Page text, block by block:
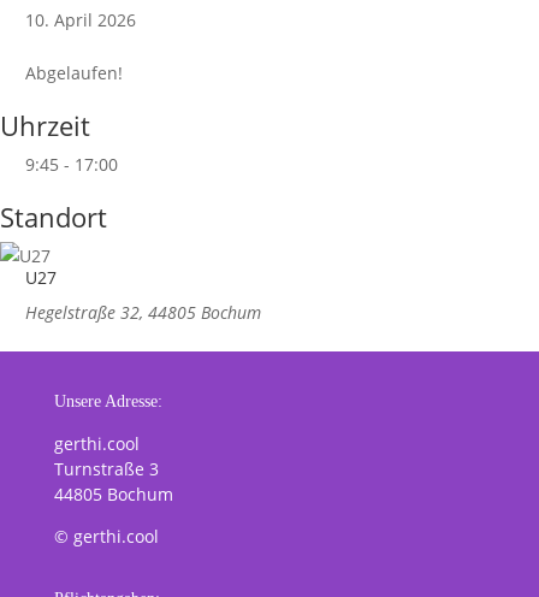
10. April 2026
Abgelaufen!
Uhrzeit
9:45 - 17:00
Standort
U27
Hegelstraße 32, 44805 Bochum
Unsere Adresse:
gerthi.cool
Turnstraße 3
44805 Bochum
© gerthi.cool